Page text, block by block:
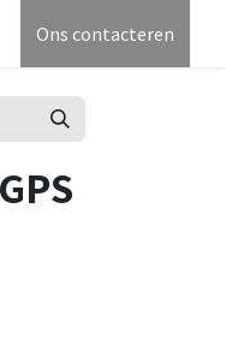
Afspraak Algemene
Ons contacteren